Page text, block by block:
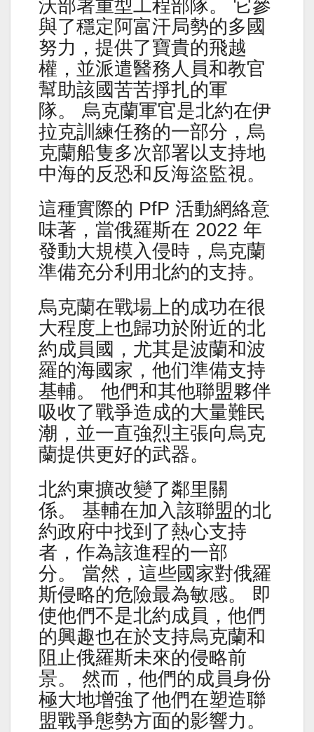
沃部署重型工程部隊。 它參
與了穩定阿富汗局勢的多國
努力，提供了寶貴的飛越
權，並派遣醫務人員和教官
幫助該國苦苦掙扎的軍
隊。 烏克蘭軍官是北約在伊
拉克訓練任務的一部分，烏
克蘭船隻多次部署以支持地
中海的反恐和反海盜監視。
這種實際的 PfP 活動網絡意
味著，當俄羅斯在 2022 年
發動大規模入侵時，烏克蘭
準備充分利用北約的支持。
烏克蘭在戰場上的成功在很
大程度上也歸功於附近的北
約成員國，尤其是波蘭和波
羅的海國家，他们準備支持
基輔。 他們和其他聯盟夥伴
吸收了戰爭造成的大量難民
潮，並一直強烈主張向烏克
蘭提供更好的武器。
北約東擴改變了鄰里關
係。 基輔在加入該聯盟的北
約政府中找到了熱心支持
者，作為該進程的一部
分。 當然，這些國家對俄羅
斯侵略的危險最為敏感。 即
使他們不是北約成員，他們
的興趣也在於支持烏克蘭和
阻止俄羅斯未來的侵略前
景。 然而，他們的成員身份
極大地增強了他們在塑造聯
盟戰爭態勢方面的影響力。